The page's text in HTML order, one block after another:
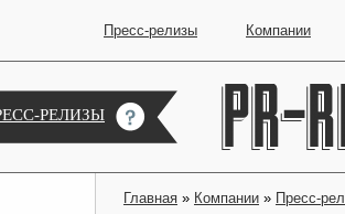
Пресс-релизы Компании
РЕЛИЗЫ
Главная » Компании » Пресс-